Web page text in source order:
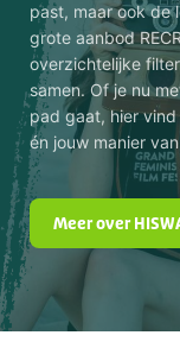
past, maar ook de
grote aanbod
overzichtelijke
samen. Of je nu
pad gaat, hier
én jouw manier
Meer over